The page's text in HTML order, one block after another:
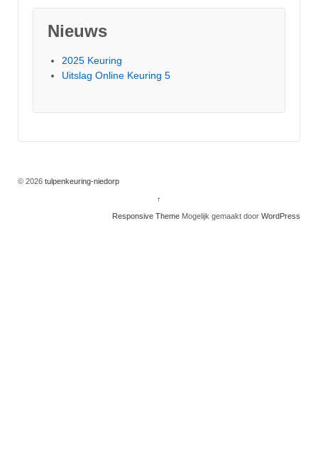
22
Nieuws
2025 Keuring
Uitslag Online Keuring 5
© 2026 tulpenkeuring-niedorp
↑
Responsive Theme Mogelijk gemaakt door WordPress